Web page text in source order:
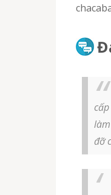
đỡ